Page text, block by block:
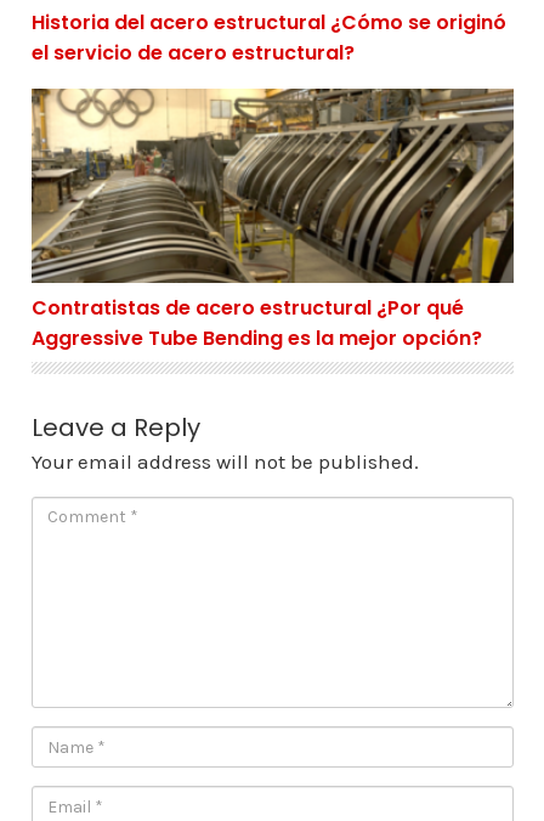
Historia del acero estructural ¿Cómo se originó
el servicio de acero estructural?
Contratistas de acero estructural ¿Por qué
Contratistas de acero estructural ¿Por qué
Aggressive Tube Bending es la mejor opción?
Leave a Reply
Your email address will not be published.